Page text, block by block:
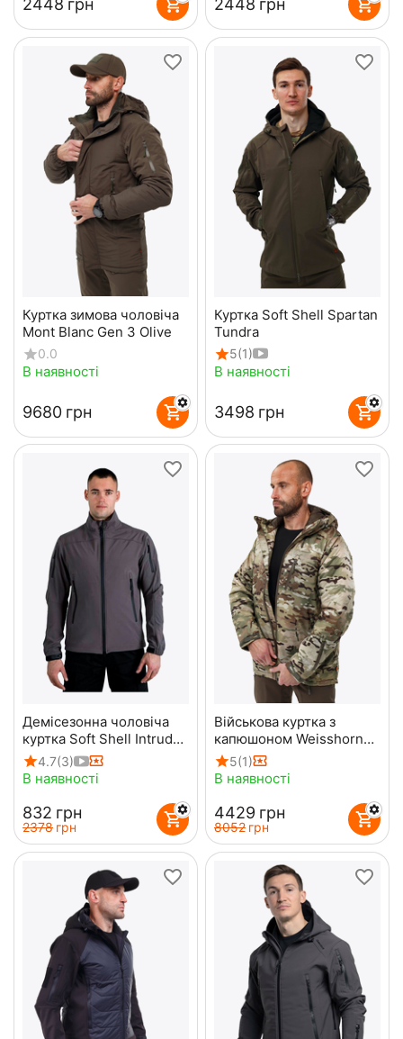
‍2448‍ грн ‍2448‍ грн
Куртка зимова чоловіча
Mont Blanc Gen 3 Olive
0.0
В наявності
‍9680‍ грн
Куртка Soft Shell Spartan
Tundra
5(1)
В наявності
‍3498‍ грн
Демісезонна чоловіча
куртка Soft Shell Intruder
Gray
4.7(3)
В наявності
‍832‍ грн
‍2378‍ грн
Військова куртка з
капюшоном Weisshorn
Multicam Original
5(1)
В наявності
‍4429‍ грн
‍8052‍ грн